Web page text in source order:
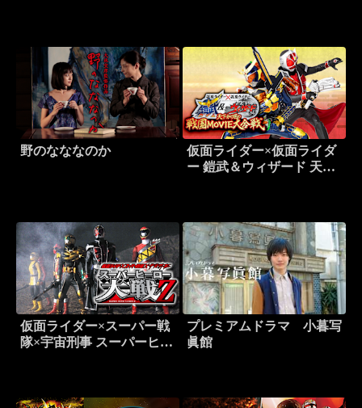
野のなななのか
仮面ライダー×仮面ライダ
ー 鎧武＆ウィザード 天下
仮面ライダー×スーパー戦
隊×宇宙刑事 スーパーヒー
プレミアムドラマ 小暮写
眞館